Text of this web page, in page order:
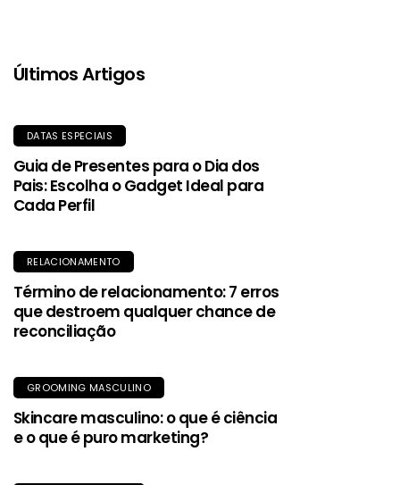
Últimos Artigos
DATAS ESPECIAIS
Guia de Presentes para o Dia dos
Pais: Escolha o Gadget Ideal para
Cada Perfil
RELACIONAMENTO
Término de relacionamento: 7 erros
que destroem qualquer chance de
reconciliação
GROOMING MASCULINO
Skincare masculino: o que é ciência
e o que é puro marketing?